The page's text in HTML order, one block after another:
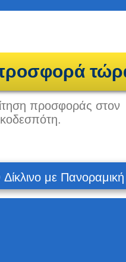
προσφοράς στον
Δίκλινο με